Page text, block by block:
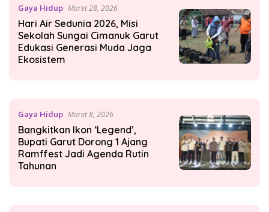
Gaya Hidup Maret 28, 2026
Hari Air Sedunia 2026, Misi
Sekolah Sungai Cimanuk Garut
Edukasi Generasi Muda Jaga
Ekosistem
Gaya Hidup Maret 8, 2026
Bangkitkan Ikon ‘Legend’,
Bupati Garut Dorong 1 Ajang
Ramffest Jadi Agenda Rutin
Tahunan